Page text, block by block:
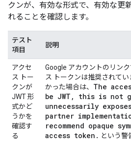
クンが、有効な形式で、有効な更
れることを確認します。
テスト
項目
説明
アクセ
ス トー
クンが
JWT 形
式かど
うかを
確認す
る
Google アカウントのリン
ス トークンは推奨されて
かった場合は、 The
be JWT , this is not
unnecessarily
partner
recommend opaque
access token . という警